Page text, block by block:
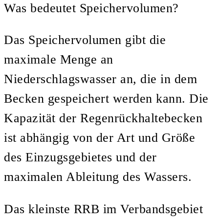
Was bedeutet Speichervolumen?
Das Speichervolumen gibt die
maximale Menge an
Niederschlagswasser an, die in dem
Becken gespeichert werden kann. Die
Kapazität der Regenrückhaltebecken
ist abhängig von der Art und Größe
des Einzugsgebietes und der
maximalen Ableitung des Wassers.
Das kleinste RRB im Verbandsgebiet